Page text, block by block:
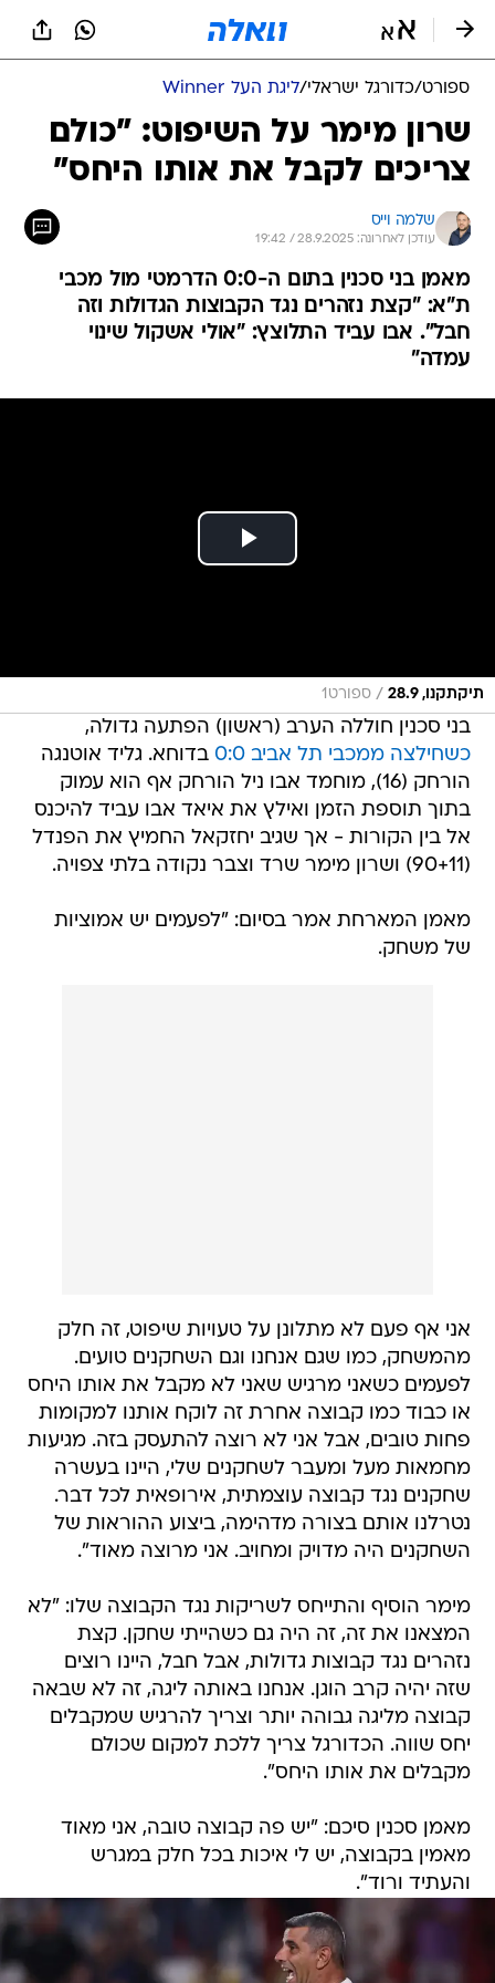
ספורט/כדורגל ישראלי/ליגת העל Winner
שרון מימר על השיפוט: "כולם
צריכים לקבל את אותו היחס"
שלמה וייס
עודכן לאחרונה: 28.9.2025 / 19:42
מאמן בני סכנין בתום ה-0:0 הדרמטי מול מכבי
ת"א: "קצת נזהרים נגד הקבוצות הגדולות וזה
חבל". אבו עביד התלוצץ: "אולי אשקול שינוי
עמדה"
תיקתקנו, 28.9 / ספורט1
בני סכנין חוללה הערב (ראשון) הפתעה גדולה,
כשחילצה ממכבי תל אביב 0:0
בדוחא. גליד אוטנגה
הורחק (16), מוחמד אבו ניל הורחק אף הוא עמוק
בתוך תוספת הזמן ואילץ את איאד אבו עביד להיכנס
אל בין הקורות - אך שגיב יחזקאל החמיץ את הפנדל
(90+11) ושרון מימר שרד וצבר נקודה בלתי צפויה.
מאמן המארחת אמר בסיום: "לפעמים יש אמוציות
של משחק.
אני אף פעם לא מתלונן על טעויות שיפוט, זה חלק
מהמשחק, כמו שגם אנחנו וגם השחקנים טועים.
לפעמים כשאני מרגיש שאני לא מקבל את אותו היחס
או כבוד כמו קבוצה אחרת זה לוקח אותנו למקומות
פחות טובים, אבל אני לא רוצה להתעסק בזה. מגיעות
מחמאות מעל ומעבר לשחקנים שלי, היינו בעשרה
שחקנים נגד קבוצה עוצמתית, אירופאית לכל דבר.
נטרלנו אותם בצורה מדהימה, ביצוע ההוראות של
השחקנים היה מדויק ומחויב. אני מרוצה מאוד".
מימר הוסיף והתייחס לשריקות נגד הקבוצה שלו: "לא
המצאנו את זה, זה היה גם כשהייתי שחקן. קצת
נזהרים נגד קבוצות גדולות, אבל חבל, היינו רוצים
שזה יהיה קרב הוגן. אנחנו באותה ליגה, זה לא שבאה
קבוצה מליגה גבוהה יותר וצריך להרגיש שמקבלים
יחס שווה. הכדורגל צריך ללכת למקום שכולם
מקבלים את אותו היחס".
מאמן סכנין סיכם: "יש פה קבוצה טובה, אני מאוד
מאמין בקבוצה, יש לי איכות בכל חלק במגרש
והעתיד ורוד".